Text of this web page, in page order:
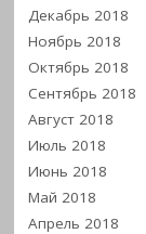
Декабрь 2018
Ноябрь 2018
Октябрь 2018
Сентябрь 2018
Август 2018
Июль 2018
Июнь 2018
Май 2018
Апрель 2018